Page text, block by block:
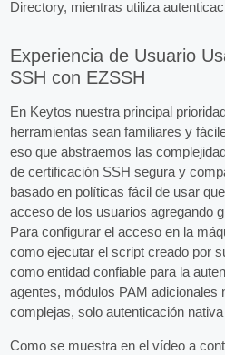
Directory, mientras utiliza
Experiencia de Usuario
SSH con EZSSH
En Keytos nuestra principal
herramientas sean familiares y
eso que abstraemos las
de certificación SSH segura y
basado en políticas fácil de usar
acceso de los usuarios agregando
Para configurar el acceso en la
como ejecutar el script creado por
como entidad confiable para la
agentes, módulos PAM adicionales
complejas, solo autenticación
Como se muestra en el vídeo a